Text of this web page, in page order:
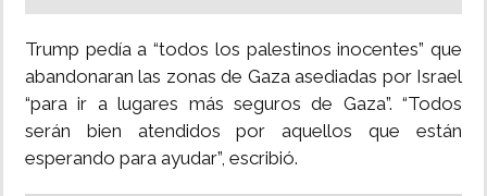
Trump pedía a “todos los palestinos inocentes” que
abandonaran las zonas de Gaza asediadas por Israel
“para ir a lugares más seguros de Gaza”. “Todos
serán bien atendidos por aquellos que están
esperando para ayudar”, escribió.